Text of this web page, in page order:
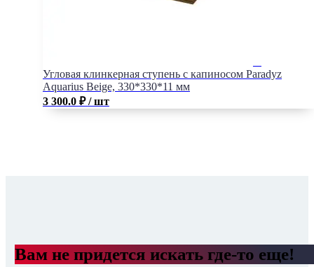
Угловая клинкерная ступень с капиносом Paradyz
Aquarius Beige, 330*330*11 мм
3 300.0 ₽ / шт
Вам не придется искать где-то еще!